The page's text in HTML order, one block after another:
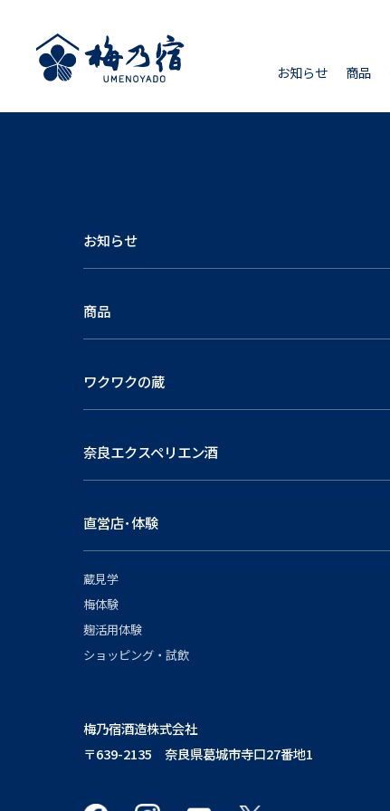
お知らせ 商品
お知らせ
商品
ワクワクの蔵
奈良エクスペリエン酒
直営店･体験
蔵見学
梅体験
麹活用体験
ショッピング・試飲
梅乃宿酒造株式会社
〒639-2135 奈良県葛城市寺口27番地1